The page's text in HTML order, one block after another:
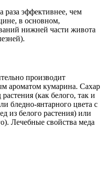
раза эффективнее, чем
в основном,
нижней части живота
производит
ароматом кумарина. Сахар
(как белого, так и
бледно-янтарного цвета с
из белого растения) или
Лечебные свойства меда